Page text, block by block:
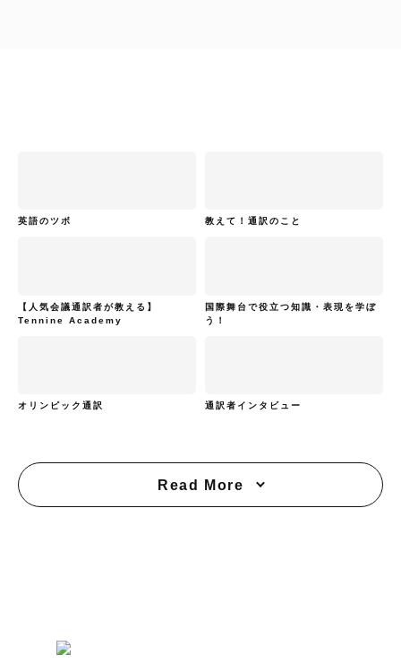
英語のツボ 教えて！通訳のこと
【人気会議通訳者が教える】
Tennine Academy
国際舞台で役立つ知識・表現を学ぼ
う！
オリンピック通訳 通訳者インタビュー
Read More